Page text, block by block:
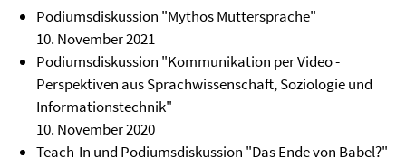
Podiumsdiskussion "Mythos Muttersprache"
10. November 2021
Podiumsdiskussion "Kommunikation per Video -
Perspektiven aus Sprachwissenschaft, Soziologie und
Informationstechnik"
10. November 2020
Teach-In und Podiumsdiskussion "Das Ende von Babel?"